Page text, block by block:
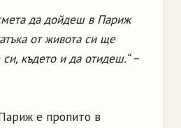
да дойдеш в Париж
от живота си ще
където и да отидеш.“–
е пропито в